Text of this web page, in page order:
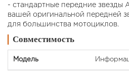
- стандартные передние звезды
вашей оригинальной передней
для большинства мотоциклов.
Совместимость